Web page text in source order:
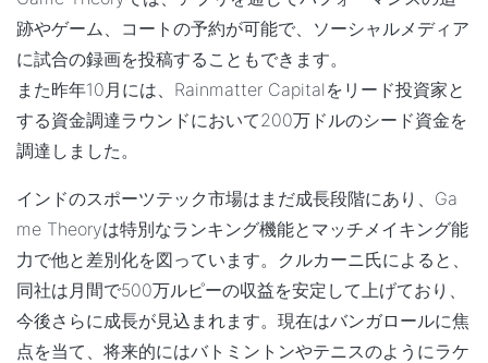
跡やゲーム、コートの予約が可能で、ソーシャルメディア
に試合の録画を投稿することもできます。
また昨年10月には、Rainmatter Capitalをリード投資家と
する資金調達ラウンドにおいて200万ドルのシード資金を
調達しました。
インドのスポーツテック市場はまだ成長段階にあり、Ga
me Theoryは特別なランキング機能とマッチメイキング能
力で他と差別化を図っています。クルカーニ氏によると、
同社は月間で500万ルピーの収益を安定して上げており、
今後さらに成長が見込まれます。現在はバンガロールに焦
点を当て、将来的にはバトミントンやテニスのようにラケ